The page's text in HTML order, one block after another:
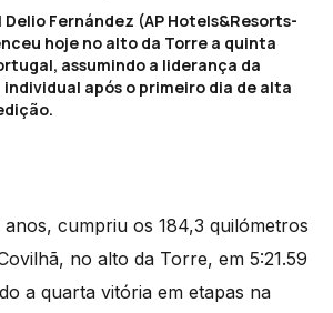
Fernández (AP Hotels&Resorts-
hoje no alto da Torre a quinta
assumindo a liderança da
após o primeiro dia de alta
anos, cumpriu os 184,3 quilómetros
no alto da Torre, em 5:21.59
a quarta vitória em etapas na